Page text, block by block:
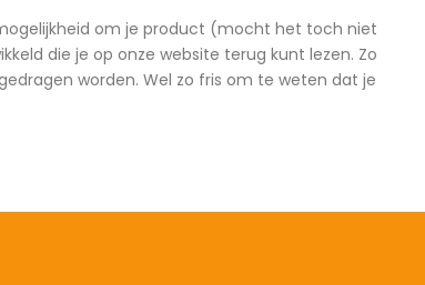
om je product (mocht het toch niet
die je op onze website terug kunt lezen. Zo
worden. Wel zo fris om te weten dat je